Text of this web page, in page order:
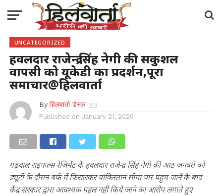
UNCATEGORIZED
हवलदार राजेन्द्र सिंह नेगी की सकुशल
वापसी को यूकेडी का प्रदर्शन,पूरा
समाचार@हिलवार्ता
By हिलवार्ता डेस्क
Published on January 21, 2020
गढ़वाल राइफल्स रेजिमेंट के हवलदार राजेन्द्र सिंह नेगी की आठ जनवरी को
ड्यूटी के दौरान बर्फ में फिसलकर पाकिस्तान सीमा पार पहुच जाने के बाद
केंद्र सरकार द्वारा आवश्यक पहल नहीं किये जाने का आरोप लगाते हुए